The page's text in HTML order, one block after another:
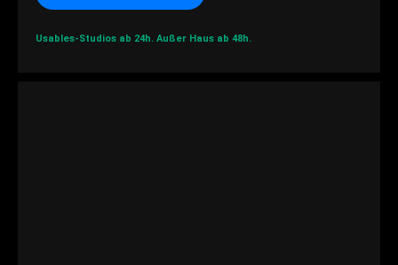
Usables-Studios ab 24h. Außer Haus ab 48h.